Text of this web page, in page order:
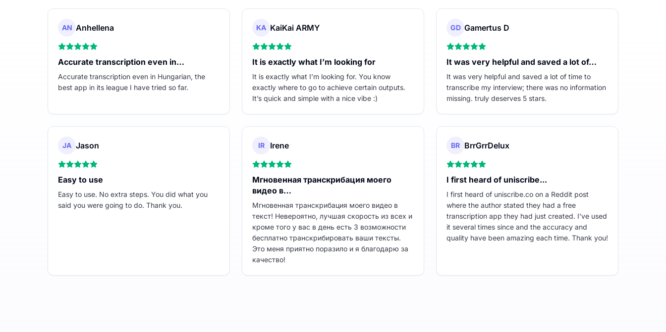
AN Anhellena
Accurate transcription even in…
Accurate transcription even in Hungarian, the
best app in its league I have tried so far.
KA KaiKai ARMY
It is exactly what I’m looking for
It is exactly what I’m looking for. You know
exactly where to go to achieve certain outputs.
It’s quick and simple with a nice vibe :)
GD Gamertus D
It was very helpful and saved a lot of…
It was very helpful and saved a lot of time to
transcribe my interview; there was no information
missing. truly deserves 5 stars.
JA Jason
Easy to use
Easy to use. No extra steps. You did what you
said you were going to do. Thank you.
IR Irene
Мгновенная транскрибация моего
видео в…
Мгновенная транскрибация моего видео в
текст! Невероятно, лучшая скорость из всех и
кроме того у вас в день есть 3 возможности
бесплатно транскрибировать ваши тексты.
Это меня приятно поразило и я благодарю за
качество!
BR BrrGrrDelux
I first heard of uniscribe...
I first heard of uniscribe.co on a Reddit post
where the author stated they had a free
transcription app they had just created. I've used
it several times since and the accuracy and
quality have been amazing each time. Thank you!